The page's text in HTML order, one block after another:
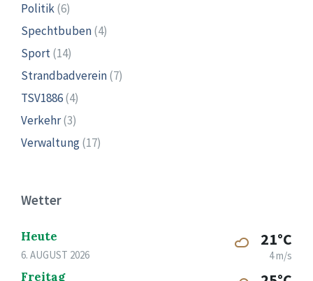
Politik(6)
Spechtbuben(4)
Sport(14)
Strandbadverein(7)
TSV1886(4)
Verkehr(3)
Verwaltung(17)
Wetter
Heute
6. AUGUST 2026
21°C
4 m/s
Freitag